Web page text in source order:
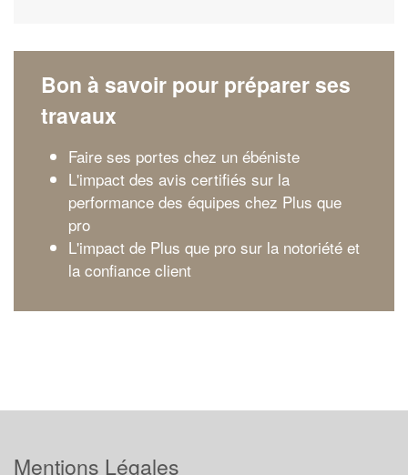
Bon à savoir pour préparer ses
travaux
Faire ses portes chez un ébéniste
L'impact des avis certifiés sur la
performance des équipes chez Plus que
pro
L'impact de Plus que pro sur la notoriété et
la confiance client
Mentions Légales